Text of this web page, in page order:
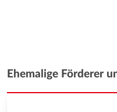
Ehemalige Förderer